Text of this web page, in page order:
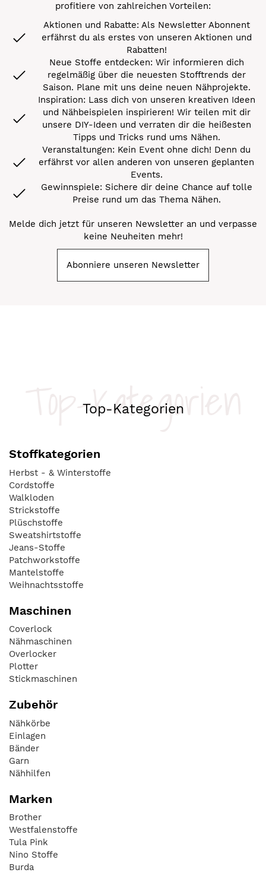
profitiere von zahlreichen Vorteilen:
Aktionen und Rabatte: Als Newsletter Abonnent
erfährst du als erstes von unseren Aktionen und
Rabatten!
Neue Stoffe entdecken: Wir informieren dich
regelmäßig über die neuesten Stofftrends der
Saison. Plane mit uns deine neuen Nähprojekte.
Inspiration: Lass dich von unseren kreativen Ideen
und Nähbeispielen inspirieren! Wir teilen mit dir
unsere DIY-Ideen und verraten dir die heißesten
Tipps und Tricks rund ums Nähen.
Veranstaltungen: Kein Event ohne dich! Denn du
erfährst vor allen anderen von unseren geplanten
Events.
Gewinnspiele: Sichere dir deine Chance auf tolle
Preise rund um das Thema Nähen.
Melde dich jetzt für unseren Newsletter an und verpasse
keine Neuheiten mehr!
Abonniere unseren Newsletter
Top-Kategorien
Top-Kategorien
Stoffkategorien
Herbst - & Winterstoffe
Cordstoffe
Walkloden
Strickstoffe
Plüschstoffe
Sweatshirtstoffe
Jeans-Stoffe
Patchworkstoffe
Mantelstoffe
Weihnachtsstoffe
Maschinen
Coverlock
Nähmaschinen
Overlocker
Plotter
Stickmaschinen
Zubehör
Nähkörbe
Einlagen
Bänder
Garn
Nähhilfen
Marken
Brother
Westfalenstoffe
Tula Pink
Nino Stoffe
Burda